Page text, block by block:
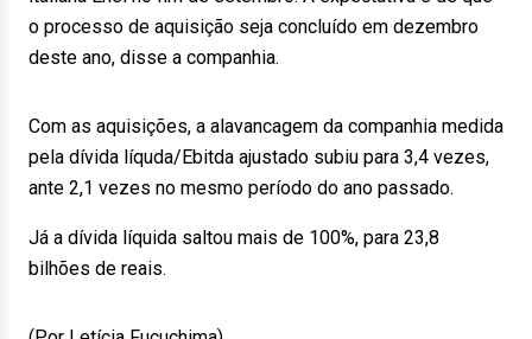
o processo de aquisição seja concluído em dezembro
deste ano, disse a companhia.
Com as aquisições, a alavancagem da companhia medida
pela dívida líquda/Ebitda ajustado subiu para 3,4 vezes,
ante 2,1 vezes no mesmo período do ano passado.
Já a dívida líquida saltou mais de 100%, para 23,8
bilhões de reais.